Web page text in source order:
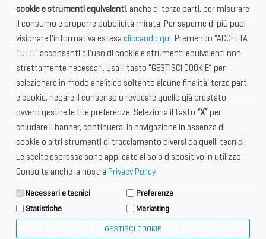
International Club
Open Hub
Tax & Legal Global Services
BTI - Industrial Tourism Exchange
News and Announcements
Photogallery
Media Kit
Sede Legale 40124 BOLOGNA, Via San Domenico
cookie e strumenti equivalenti, anche di terze parti, per misurare
il consumo e proporre pubblicità mirata. Per saperne di più puoi
visionare l'informativa estesa cliccando qui. Premendo "ACCETTA
TUTTI" acconsenti all'uso di cookie e strumenti equivalenti non
strettamente necessari. Usa il tasto "GESTISCI COOKIE” per
selezionare in modo analitico soltanto alcune finalità, terze parti
e cookie, negare il consenso o revocare quello già prestato
ovvero gestire le tue preferenze. Seleziona il tasto “X” per
chiudere il banner, continuerai la navigazione in assenza di
cookie o altri strumenti di tracciamento diversi da quelli tecnici.
Le scelte espresse sono applicate al solo dispositivo in utilizzo.
Consulta anche la nostra Privacy Policy.
Necessari e tecnici
Preferenze
Statistiche
Marketing
GESTISCI COOKIE